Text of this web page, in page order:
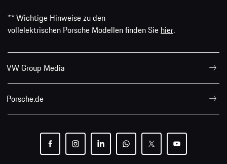
** Wichtige Hinweise zu den
vollelektrischen Porsche Modellen finden Sie hier.
VW Group Media
Porsche.de